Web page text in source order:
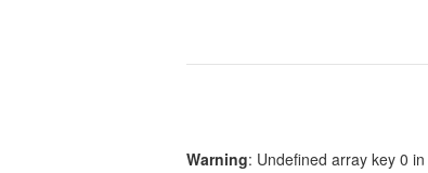
Warning: Undefined array key 0 in